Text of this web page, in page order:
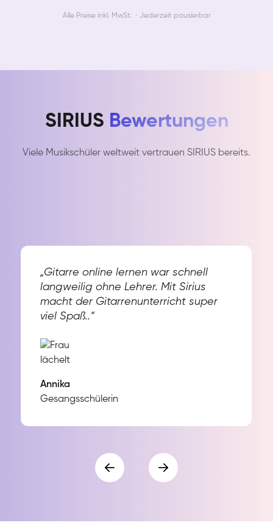
Alle Preise inkl. MwSt. · Jederzeit pausierbar
SIRIUS Bewertungen
Viele Musikschüler weltweit vertrauen SIRIUS bereits.
„Gitarre online lernen war schnell
langweilig ohne Lehrer. Mit Sirius
macht der Gitarrenunterricht super
viel Spaß..“
Annika
Gesangsschülerin